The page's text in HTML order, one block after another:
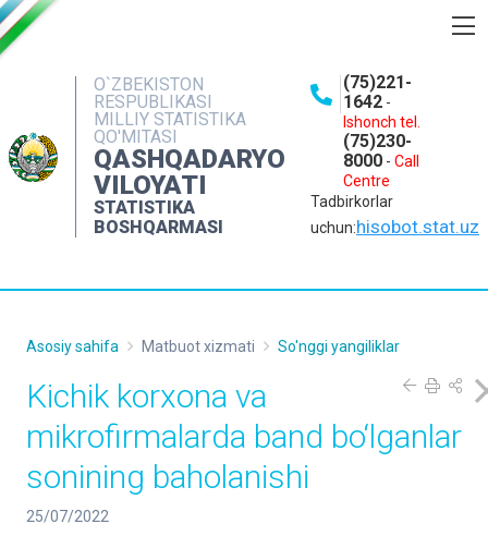
O`ZBEKISTON
RESPUBLIKASI
MILLIY STATISTIKA
QO'MITASI
QASHQADARYO
VILOYATI
STATISTIKA
BOSHQARMASI
(75)221-
1642 -
Ishonch tel.
(75)230-
8000 - Call
Centre
Tadbirkorlar
uchun:hisobot.stat.uz
OCHIQ MA'LUMOTLAR
NASHRLAR
INTERAKTIV XIZMATLAR
MATBUOT XIZMATI
KONTAKTLAR
Asosiy sahifa Matbuot xizmati So'nggi yangiliklar
Kichik korxona va
mikrofirmalarda band bo‘lganlar
sonining baholanishi
25/07/2022